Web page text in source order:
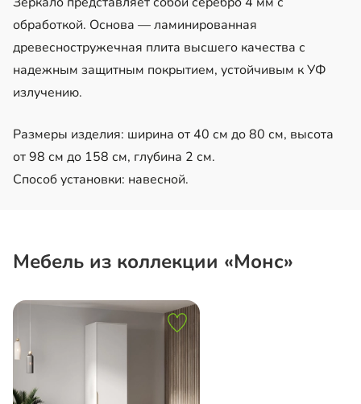
обработкой. Основа — ламинированная
древесностружечная плита высшего качества с
надежным защитным покрытием, устойчивым к УФ
излучению.
Размеры изделия: ширина от 40 см до 80 см, высота
от 98 см до 158 см, глубина 2 см.
Способ установки: навесной.
Мебель из коллекции «Монс»